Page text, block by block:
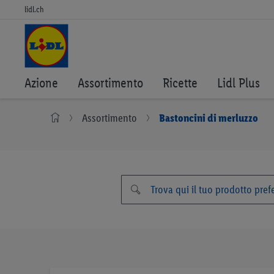
lidl.ch
Azione Assortimento Ricette Lidl Plus
Assortimento Bastoncini di merluzzo